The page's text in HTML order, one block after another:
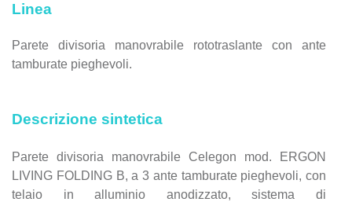
Linea
Parete divisoria manovrabile rototraslante con ante
tamburate pieghevoli.
Descrizione sintetica
Parete divisoria manovrabile Celegon mod. ERGON
LIVING FOLDING B, a 3 ante tamburate pieghevoli, con
telaio in alluminio anodizzato, sistema di